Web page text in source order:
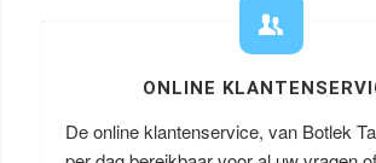
ONLINE
De online klantenservice, van Botlek